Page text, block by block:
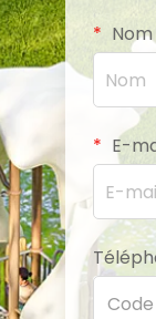
Nom
E-
Code